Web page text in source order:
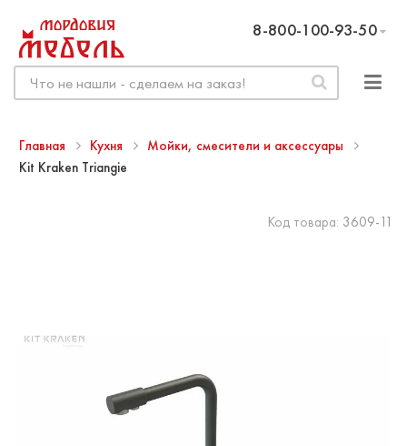
8-800-100-93-50
Главная Кухня
Мойки, смесители и аксессуары
Kit Kraken Triangie
Код товара: 3609-11